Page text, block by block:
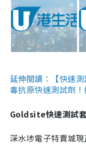
延伸閱讀：【快速
毒抗原快速測試劑
Goldsite快速測試
深水埗電子特賣城